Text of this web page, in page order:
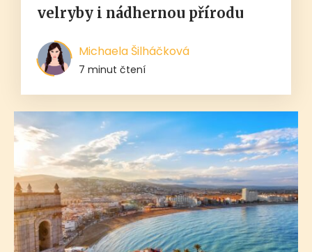
velryby i nádhernou přírodu
Michaela Šilháčková
7 minut čtení